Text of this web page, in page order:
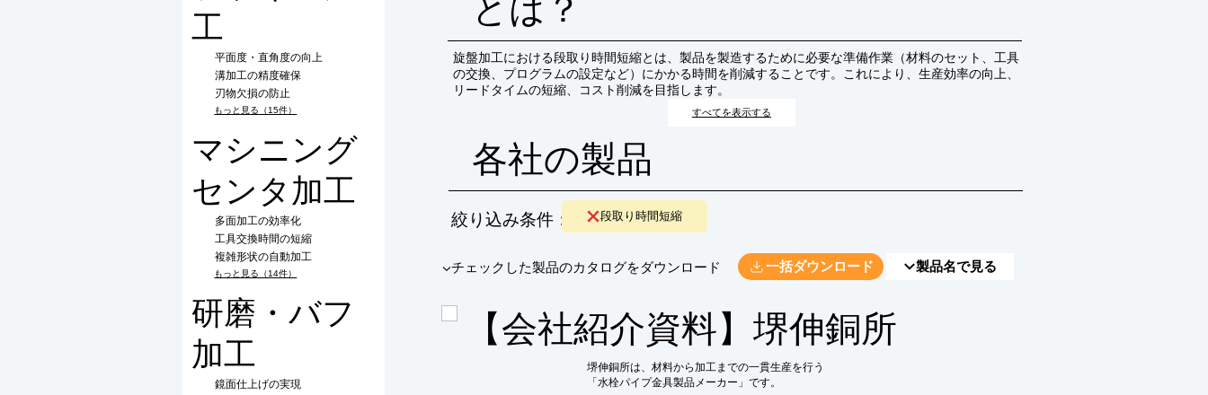
工
平面度・直角度の向上
溝加工の精度確保
刃物欠損の防止
もっと見る（15件）
マシニング
センタ加工
多面加工の効率化
工具交換時間の短縮
複雑形状の自動加工
もっと見る（14件）
研磨・バフ
加工
鏡面仕上げの実現
旋盤加工における段取り時間短縮とは、製品を製造するために必要な準備作業（材料のセット、工具
の交換、プログラムの設定など）にかかる時間を削減することです。これにより、生産効率の向上、
リードタイムの短縮、コスト削減を目指します。
すべてを表示する
各社の製品
絞り込み条件： 段取り時間短縮
​▼チェックした製品のカタログをダウンロード 一括ダウンロード 製品名で見る
【会社紹介資料】堺伸銅所
堺伸銅所は、材料から加工までの一貫生産を行う
「水栓パイプ金具製品メーカー」です。